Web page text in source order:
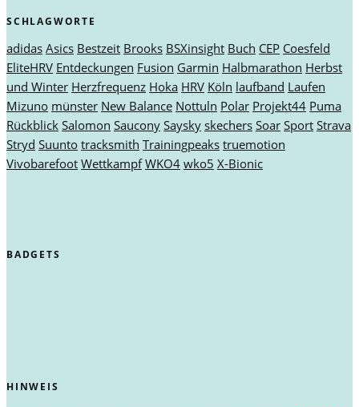
SCHLAGWORTE
adidas Asics Bestzeit Brooks BSXinsight Buch CEP Coesfeld
EliteHRV Entdeckungen Fusion Garmin Halbmarathon Herbst
und Winter Herzfrequenz Hoka HRV Köln laufband Laufen
Mizuno münster New Balance Nottuln Polar Projekt44 Puma
Rückblick Salomon Saucony Saysky skechers Soar Sport Strava
Stryd Suunto tracksmith Trainingpeaks truemotion
Vivobarefoot Wettkampf WKO4 wko5 X-Bionic
BADGETS
HINWEIS